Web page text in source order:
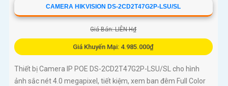
CAMERA HIKVISION DS-2CD2T47G2P-LSU/SL
Giá Bán: LIÊN H₫
Giá Khuyến Mại: 4.985.000₫
Thiết bị Camera IP POE DS-2CD2T47G2P-LSU/SL cho hình
ảnh sắc nét 4.0 megapixel, tiết kiệm, xem ban đêm Full Color